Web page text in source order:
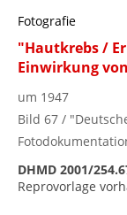
Fotografie
"Hautkrebs /
Einwirkung
um 1947
Bild 67 /
DHMD 2001/
Reprovorlage